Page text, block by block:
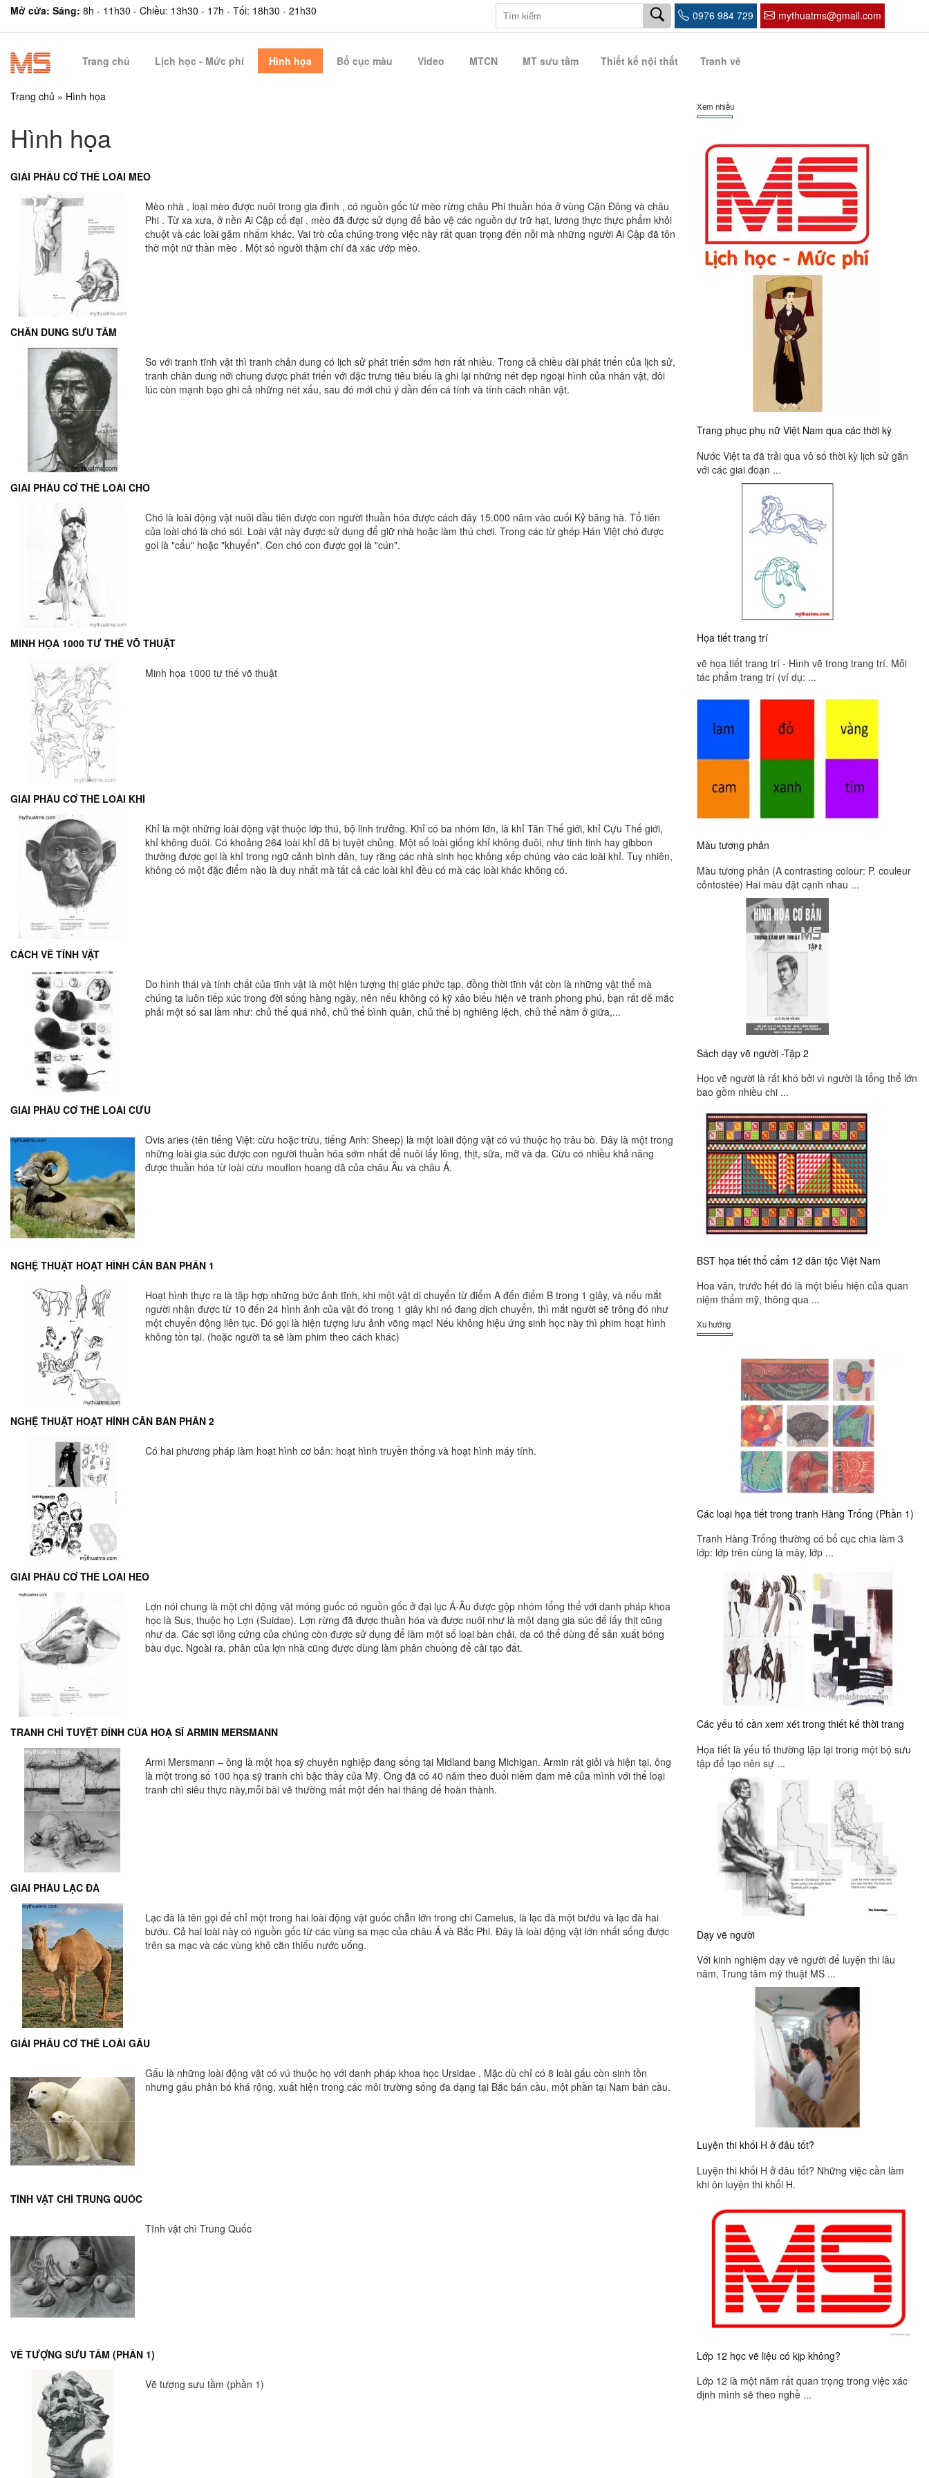
Mở cửa: Sáng: 8h - 11h30 - Chiều: 13h30 - 17h - Tối: 18h30 - 21h30 0976 984 729 mythuatms@gmail.com
Trang chủ Lịch học - Mức phí Hình họa Bố cục màu Video MTCN MT sưu tầm Thiết kế nội thất Tranh vẽ
Trang chủ » Hình họa
Hình họa
GIẢI PHẪU CƠ THỂ LOÀI MÈO
Mèo nhà , loại mèo được nuôi trong gia đình , có nguồn gốc từ mèo rừng châu Phi thuần hóa ở vùng Cận Đông và châu
Phi . Từ xa xưa, ở nền Ai Cập cổ đại , mèo đã được sử dụng để bảo vệ các nguồn dự trữ hạt, lương thực thực phẩm khỏi
chuột và các loài gặm nhấm khác. Vai trò của chúng trong việc này rất quan trọng đến nỗi mà những người Ai Cập đã tôn
thờ một nữ thần mèo . Một số người thậm chí đã xác ướp mèo.
CHÂN DUNG SƯU TẦM
So với tranh tĩnh vật thì tranh chân dung có lịch sử phát triển sớm hơn rất nhiều. Trong cả chiều dài phát triển của lịch sử,
tranh chân dung nới chung được phát triển với đặc trưng tiêu biểu là ghi lại những nét đẹp ngoại hình của nhân vật, đôi
lúc còn mạnh bạo ghi cả những nét xấu, sau đó mới chú ý dần đến cá tính và tính cách nhân vật.
GIẢI PHẪU CƠ THỂ LOÀI CHÓ
Chó là loài động vật nuôi đầu tiên được con người thuần hóa được cách đây 15.000 năm vào cuối Kỷ băng hà. Tổ tiên
của loài chó là chó sói. Loài vật này được sử dụng để giữ nhà hoặc làm thú chơi. Trong các từ ghép Hán Việt chó được
gọi là "cẩu" hoặc "khuyển". Con chó con được gọi là "cún".
MINH HỌA 1000 TƯ THẾ VÕ THUẬT
Minh họa 1000 tư thế võ thuật
GIẢI PHẪU CƠ THỂ LOÀI KHỈ
Khỉ là một những loài động vật thuộc lớp thú, bộ linh trưởng. Khỉ có ba nhóm lớn, là khỉ Tân Thế giới, khỉ Cựu Thế giới,
khỉ không đuôi. Có khoảng 264 loài khỉ đã bị tuyệt chủng. Một số loài giống khỉ không đuôi, như tinh tinh hay gibbon
thường được gọi là khỉ trong ngữ cảnh bình dân, tuy rằng các nhà sinh học không xếp chúng vào các loài khỉ. Tuy nhiên,
không có một đặc điểm nào là duy nhất mà tất cả các loài khỉ đều có mà các loài khác không có.
CÁCH VẼ TĨNH VẬT
Do hình thái và tính chất của tĩnh vật là một hiện tượng thị giác phức tạp, đồng thời tĩnh vật còn là những vật thể mà
chúng ta luôn tiếp xúc trong đời sống hàng ngày, nên nếu không có kỹ xảo biểu hiện vẽ tranh phong phú, bạn rất dễ mắc
phải một số sai lầm như: chủ thể quá nhỏ, chủ thể bình quân, chủ thể bị nghiêng lệch, chủ thể nằm ở giữa,...
GIẢI PHẪU CƠ THỂ LOÀI CỪU
Ovis aries (tên tiếng Việt: cừu hoặc trừu, tiếng Anh: Sheep) là một loàii động vật có vú thuộc họ trâu bò. Đây là một trong
những loài gia súc được con người thuần hóa sớm nhất để nuôi lấy lông, thịt, sữa, mỡ và da. Cừu có nhiều khả năng
được thuần hóa từ loài cừu mouflon hoang dã của châu Âu và châu Á.
NGHỆ THUẬT HOẠT HÌNH CĂN BẢN PHẦN 1
Hoạt hình thực ra là tập hợp những bức ảnh tĩnh, khi một vật di chuyển từ điểm A đến điểm B trong 1 giây, và nếu mắt
người nhận được từ 10 đến 24 hình ảnh của vật đó trong 1 giây khi nó đang dịch chuyển, thì mắt người sẽ trông đó như
một chuyển động liên tục. Đó gọi là hiện tượng lưu ảnh võng mạc! Nếu không hiệu ứng sinh học này thì phim hoạt hình
không tồn tại. (hoặc người ta sẽ làm phim theo cách khác)
NGHỆ THUẬT HOẠT HÌNH CĂN BẢN PHẦN 2
Có hai phương pháp làm hoạt hình cơ bản: hoạt hình truyền thống và hoạt hình máy tính.
GIẢI PHẪU CƠ THỂ LOÀI HEO
Lợn nói chung là một chi động vật móng guốc có nguồn gốc ở đại lục Á-Âu được gộp nhóm tổng thể với danh pháp khoa
học là Sus, thuộc họ Lợn (Suidae). Lợn rừng đã được thuần hóa và được nuôi như là một dạng gia súc để lấy thịt cũng
như da. Các sợi lông cứng của chúng còn được sử dụng để làm một số loại bàn chải, da có thể dùng để sản xuất bóng
bầu dục. Ngoài ra, phân của lợn nhà cũng được dùng làm phân chuồng để cải tạo đất.
TRANH CHÌ TUYỆT ĐỈNH CỦA HOẠ SĨ ARMIN MERSMANN
Armi Mersmann – ông là một họa sỹ chuyên nghiệp đang sống tại Midland bang Michigan. Armin rất giỏi và hiện tại, ông
là một trong số 100 họa sỹ tranh chì bậc thầy của Mỹ. Ông đã có 40 năm theo đuổi niềm đam mê của mình với thể loại
tranh chì siêu thực này,mỗi bài vẽ thường mất một đến hai tháng để hoàn thành.
GIẢI PHẪU LẠC ĐÀ
Lạc đà là tên gọi để chỉ một trong hai loài động vật guốc chẵn lớn trong chi Camelus, là lạc đà một bướu và lạc đà hai
bướu. Cả hai loài này có nguồn gốc từ các vùng sa mạc của châu Á và Bắc Phi. Đây là loài động vật lớn nhất sống được
trên sa mạc và các vùng khô cằn thiếu nước uống.
GIẢI PHẪU CƠ THỂ LOÀI GẤU
Gấu là những loài động vật có vú thuộc họ với danh pháp khoa học Ursidae . Mặc dù chỉ có 8 loài gấu còn sinh tồn
nhưng gấu phân bố khá rộng, xuất hiện trong các môi trường sống đa dạng tại Bắc bán cầu, một phần tại Nam bán cầu.
TĨNH VẬT CHÌ TRUNG QUỐC
Tĩnh vật chì Trung Quốc
VẼ TƯỢNG SƯU TẦM (PHẦN 1)
Vẽ tượng sưu tầm (phần 1)
Xem nhiều
Trang phục phụ nữ Việt Nam qua các thời kỳ
Nước Việt ta đã trải qua vô số thời kỳ lịch sử gắn
với các giai đoạn ...
Họa tiết trang trí
vẽ họa tiết trang trí - Hình vẽ trong trang trí. Mỗi
tác phẩm trang trí (ví dụ: ...
Màu tương phản
Màu tương phản (A contrasting colour: P. couleur
cỏntostée) Hai màu đặt cạnh nhau ...
Sách dạy vẽ người -Tập 2
Học vẽ người là rất khó bởi vì người là tổng thể lớn
bao gồm nhiều chi ...
BST họa tiết thổ cẩm 12 dân tộc Việt Nam
Hoa văn, trước hết đó là một biểu hiện của quan
niệm thẩm mỹ, thông qua ...
Xu hướng
Các loại họa tiết trong tranh Hàng Trống (Phần 1)
Tranh Hàng Trống thường có bố cục chia làm 3
lớp: lớp trên cùng là mây, lớp ...
Các yếu tố cần xem xét trong thiết kế thời trang
Họa tiết là yếu tố thường lặp lại trong một bộ sưu
tập để tạo nên sự ...
Dạy vẽ người
Với kinh nghiệm dạy vẽ người để luyện thi lâu
năm, Trung tâm mỹ thuật MS ...
Luyện thi khối H ở đâu tốt?
Luyện thi khối H ở đâu tốt? Những việc cần làm
khi ôn luyện thi khối H.
Lớp 12 học vẽ liệu có kịp không?
Lớp 12 là một năm rất quan trọng trong việc xác
định mình sẽ theo nghề ...